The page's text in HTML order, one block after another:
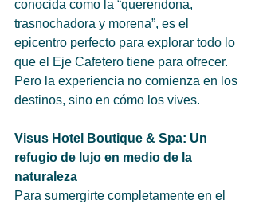
conocida como la “querendona,
trasnochadora y morena”, es el
epicentro perfecto para explorar todo lo
que el Eje Cafetero tiene para ofrecer.
Pero la experiencia no comienza en los
destinos, sino en cómo los vives.
Visus Hotel Boutique & Spa: Un
refugio de lujo en medio de la
naturaleza
Para sumergirte completamente en el